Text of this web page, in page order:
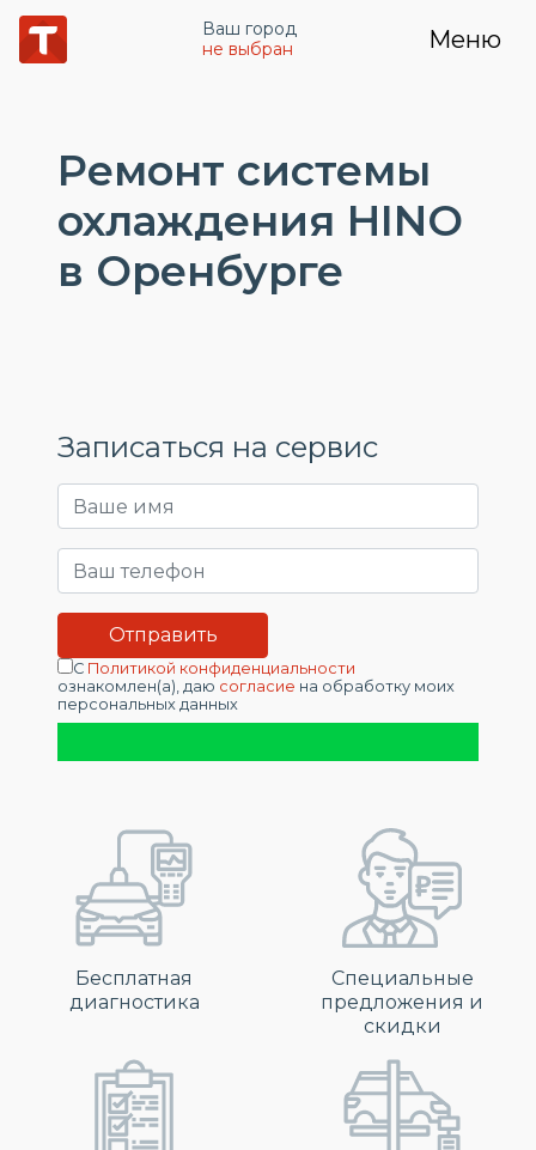
Ваш город
не выбран
Меню
Ремонт системы
охлаждения HINO
в Оренбурге
Записаться на сервис
С Политикой конфиденциальности
ознакомлен(а), даю согласие на обработку моих
персональных данных
Бесплатная
диагностика
Специальные
предложения и
скидки